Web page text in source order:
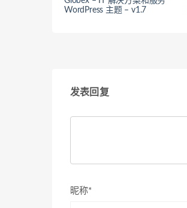
WordPress 主题 – v1.7
发表回复
昵称*